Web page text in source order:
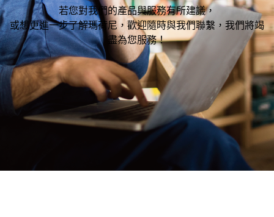
STYLE
想從空間找家具嗎?
SPACE
若您對我們的產品與服務有所建議，
或想更進一步了解瑪荷尼，歡迎隨時與我們聯繫，我們將竭
盡為您服務！